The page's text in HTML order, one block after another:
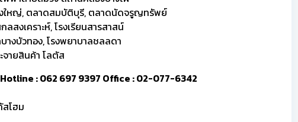
งใหญ่, ตลาดสมบัติบุรี, ตลาดนัดจรูญทรัพย์
ลสงเคราะห์, โรงเรียนสารสาสน์
างบัวทอง, โรงพยาบาลชลลดา
ายสินค้า โลตัส
: 062 697 9397 Office : 02-077-6342
โฮม